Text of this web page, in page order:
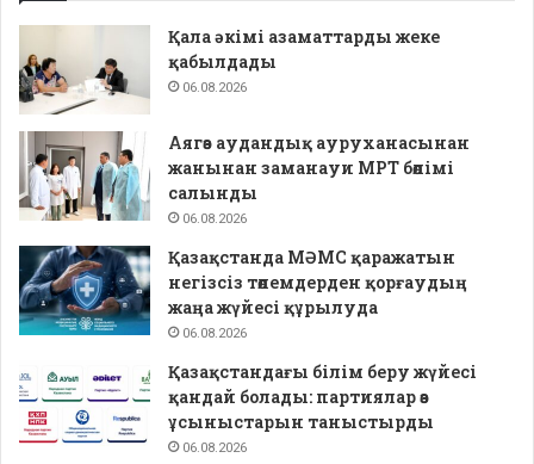
Қала әкімі азаматтарды жеке
қабылдады
06.08.2026
Аягөз аудандық ауруханасынан
жанынан заманауи МРТ бөлімі
салынды
06.08.2026
Қазақстанда МӘМС қаражатын
негізсіз төлемдерден қорғаудың
жаңа жүйесі құрылуда
06.08.2026
Қазақстандағы білім беру жүйесі
қандай болады: партиялар өз
ұсыныстарын таныстырды
06.08.2026